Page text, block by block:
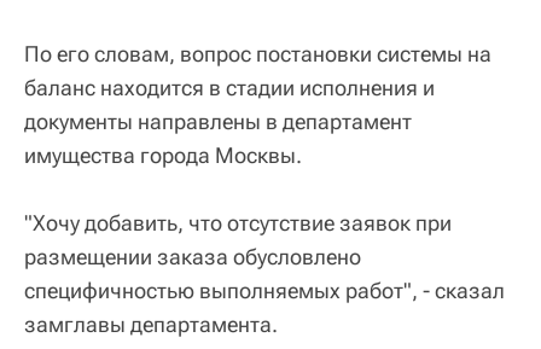
По его словам, вопрос постановки системы на
баланс находится в стадии исполнения и
документы направлены в департамент
имущества города Москвы.
"Хочу добавить, что отсутствие заявок при
размещении заказа обусловлено
специфичностью выполняемых работ", - сказал
замглавы департамента.